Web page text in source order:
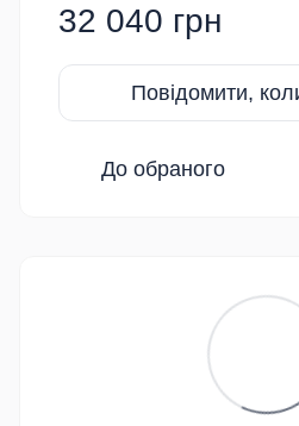
32 040 грн
Повідомити,
До обраного